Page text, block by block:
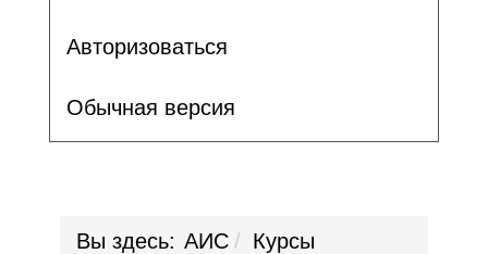
Авторизоваться
Обычная версия
Вы здесь: АИС Курсы